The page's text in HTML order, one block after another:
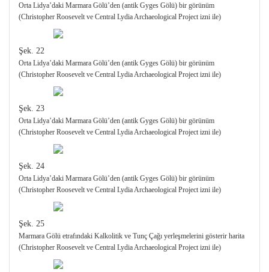
Orta Lidya’daki Marmara Gölü’den (antik Gyges Gölü) bir görünüm
(Christopher Roosevelt ve Central Lydia Archaeological Project izni ile)
Şek. 22
Orta Lidya’daki Marmara Gölü’den (antik Gyges Gölü) bir görünüm
(Christopher Roosevelt ve Central Lydia Archaeological Project izni ile)
Şek. 23
Orta Lidya’daki Marmara Gölü’den (antik Gyges Gölü) bir görünüm
(Christopher Roosevelt ve Central Lydia Archaeological Project izni ile)
Şek. 24
Orta Lidya’daki Marmara Gölü’den (antik Gyges Gölü) bir görünüm
(Christopher Roosevelt ve Central Lydia Archaeological Project izni ile)
Şek. 25
Marmara Gölü etrafındaki Kalkolitik ve Tunç Çağı yerleşmelerini gösterir harita
(Christopher Roosevelt ve Central Lydia Archaeological Project izni ile)